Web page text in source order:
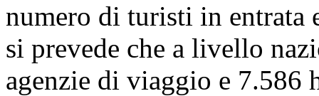
numero di turisti in entrata
si prevede che a livello
agenzie di viaggio e 7.586